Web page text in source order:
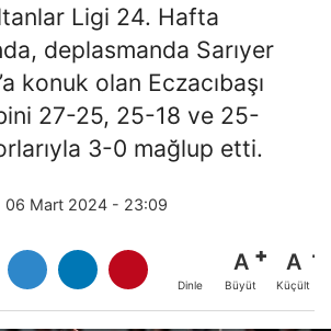
Ligi 24. Hafta
deplasmanda Sarıyer
konuk olan Eczacıbaşı
27-25, 25-18 ve 25-
3-0 mağlup etti.
06 Mart 2024 - 23:09
Dinle
A
Büyüt
A
Küçült